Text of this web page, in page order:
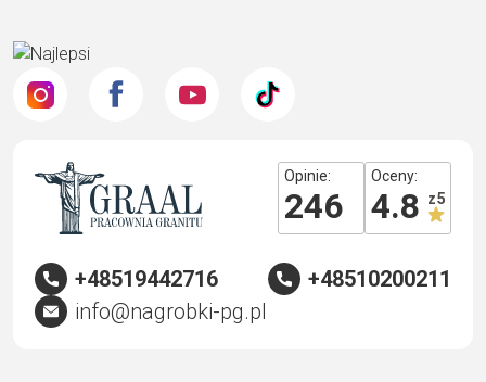
Opinie:
246
Oceny:
4.8 z 5
+48519442716
+48510200211
info@nagrobki-pg.pl